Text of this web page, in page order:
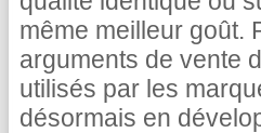
même meilleur goût.
arguments de vente
utilisés par les
désormais en